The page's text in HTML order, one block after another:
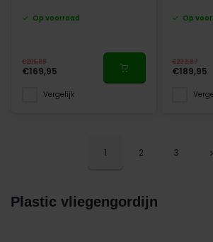
Op voorraad
€206,88
€169,95
Vergelijk
Op
€233,87
€189,95
1 2 3
Plastic vliegengordijn